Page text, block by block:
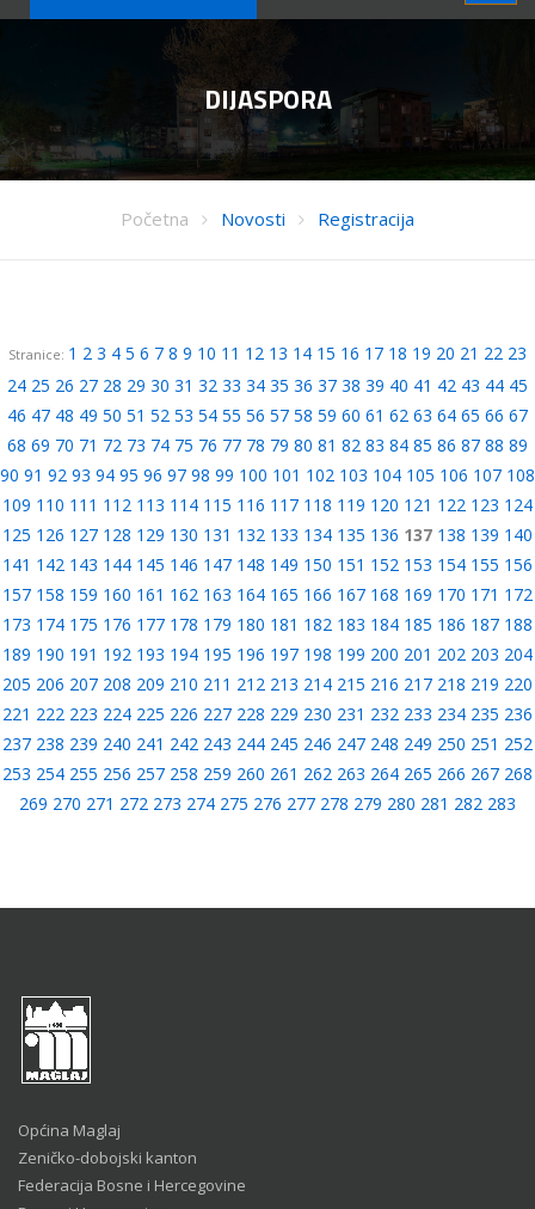
DIJASPORA
Početna Novosti Registracija
Stranice: 1 2 3 4 5 6 7 8 9 10 11 12 13 14 15 16 17 18 19 20 21 22 23
24 25 26 27 28 29 30 31 32 33 34 35 36 37 38 39 40 41 42 43 44 45
46 47 48 49 50 51 52 53 54 55 56 57 58 59 60 61 62 63 64 65 66 67
68 69 70 71 72 73 74 75 76 77 78 79 80 81 82 83 84 85 86 87 88 89
90 91 92 93 94 95 96 97 98 99 100 101 102 103 104 105 106 107 108
109 110 111 112 113 114 115 116 117 118 119 120 121 122 123 124
125 126 127 128 129 130 131 132 133 134 135 136 137 138 139 140
141 142 143 144 145 146 147 148 149 150 151 152 153 154 155 156
157 158 159 160 161 162 163 164 165 166 167 168 169 170 171 172
173 174 175 176 177 178 179 180 181 182 183 184 185 186 187 188
189 190 191 192 193 194 195 196 197 198 199 200 201 202 203 204
205 206 207 208 209 210 211 212 213 214 215 216 217 218 219 220
221 222 223 224 225 226 227 228 229 230 231 232 233 234 235 236
237 238 239 240 241 242 243 244 245 246 247 248 249 250 251 252
253 254 255 256 257 258 259 260 261 262 263 264 265 266 267 268
269 270 271 272 273 274 275 276 277 278 279 280 281 282 283
Općina Maglaj
Zeničko-dobojski kanton
Federacija Bosne i Hercegovine